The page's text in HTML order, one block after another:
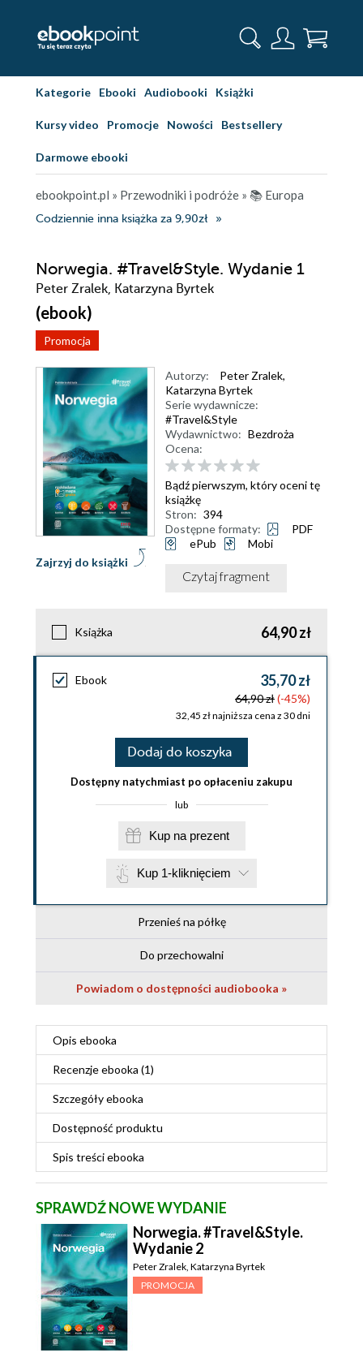
Kategorie Ebooki Audiobooki Książki
Kursy video Promocje Nowości Bestsellery
Darmowe ebooki
ebookpoint.pl » Przewodniki i podróże » 📚 Europa
Codziennie inna książka za 9,90zł
Norwegia. #Travel&Style. Wydanie 1
Peter Zralek, Katarzyna Byrtek
(ebook)
Promocja
Zajrzyj do książki
Autorzy: Peter Zralek,
Katarzyna Byrtek
Serie wydawnicze:
#Travel&Style
Wydawnictwo: Bezdroża
Ocena:
Bądź pierwszym, który oceni tę
książkę
Stron: 394
Dostępne formaty:
PDF
ePub
Mobi
Czytaj fragment
Książka 64,90 zł
Ebook 35,70 zł
64,90 zł(-45%)
32,45 zł najniższa cena z 30 dni
Dodaj do koszyka
Dostępny natychmiast po opłaceniu zakupu
lub
Kup na prezent
Kup 1-kliknięciem
Przenieś na półkę
Do przechowalni
Powiadom o dostępności audiobooka »
Opis ebooka
Recenzjeebooka (1)
Szczegółyebooka
Dostępność produktu
Spis treściebooka
SPRAWDŹ NOWE WYDANIE
Norwegia. #Travel&Style.
Wydanie 2
Peter Zralek Katarzyna Byrtek
PROMOCJA